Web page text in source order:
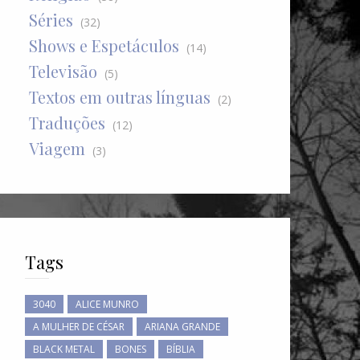
Séries (32)
Shows e Espetáculos (14)
Televisão (5)
Textos em outras línguas (2)
Traduções (12)
Viagem (3)
Tags
3040
ALICE MUNRO
A MULHER DE CÉSAR
ARIANA GRANDE
BLACK METAL
BONES BÍBLIA